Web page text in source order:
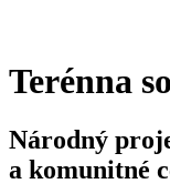
Terénna
Národný
a komunitné